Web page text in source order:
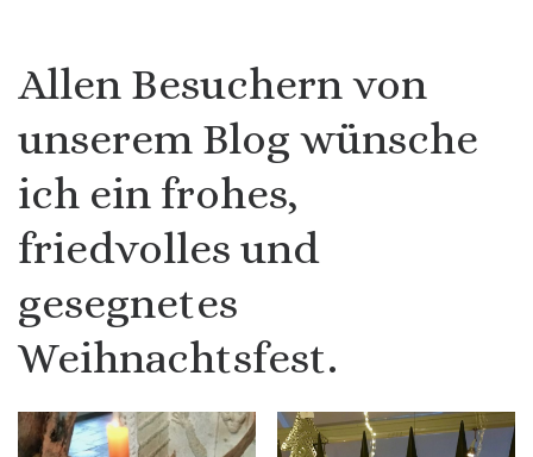
Allen Besuchern von
unserem Blog wünsche
ich ein frohes,
friedvolles und
gesegnetes
Weihnachtsfest.